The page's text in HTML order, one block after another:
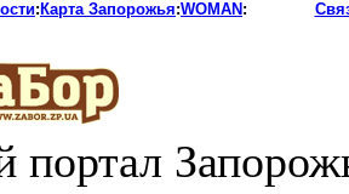
: Карта Запорожья:WOMAN :
портал